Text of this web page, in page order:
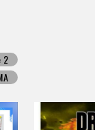
2